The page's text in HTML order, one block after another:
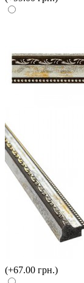
(+67.00 грн.)